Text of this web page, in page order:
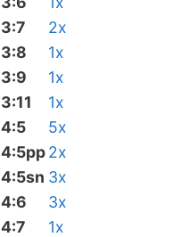
3:7
2x
3:8
1x
3:9
1x
3:11
1x
4:5
5x
4:5pp2x
4:5sn 3x
4:6
3x
4:7
1x